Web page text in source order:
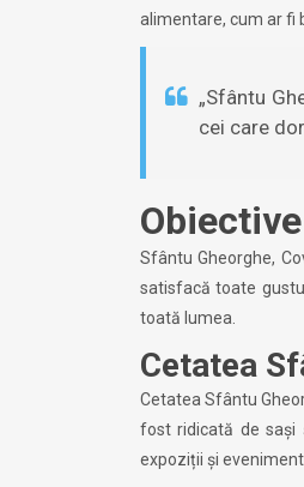
alimentare, cum ar fi
„Sfântu
cei care
Sfântu Gheorghe,
satisfacă toate
toată lumea.
Cetatea
Cetatea Sfântu
fost ridicată de sași
expoziții și